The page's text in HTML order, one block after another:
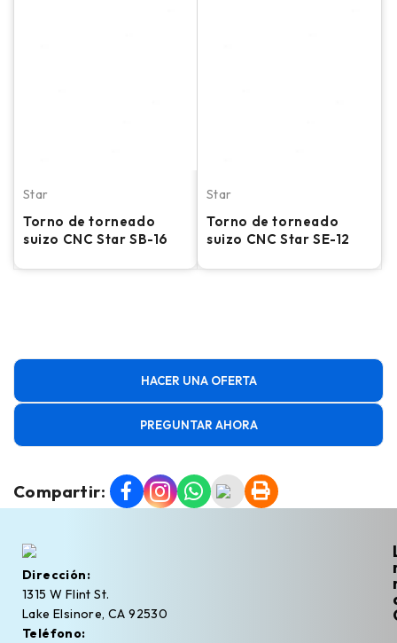
Star
Torno de torneado
suizo CNC Star SB-16
Star
Torno de torneado
suizo CNC Star SE-12
HACER UNA OFERTA
PREGUNTAR AHORA
Compartir:
Dirección:
1315 W Flint St.
Lake Elsinore, CA 92530
Teléfono: